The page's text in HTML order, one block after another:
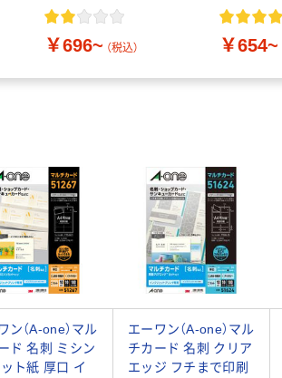
A4
￥696~ （税込）
ット A4
￥654~
ン（A-one）マル
ド 名刺 ミシン
ト紙 厚口 イ
エーワン（A-one）マル
チカード 名刺 クリア
エッジ フチまで印刷